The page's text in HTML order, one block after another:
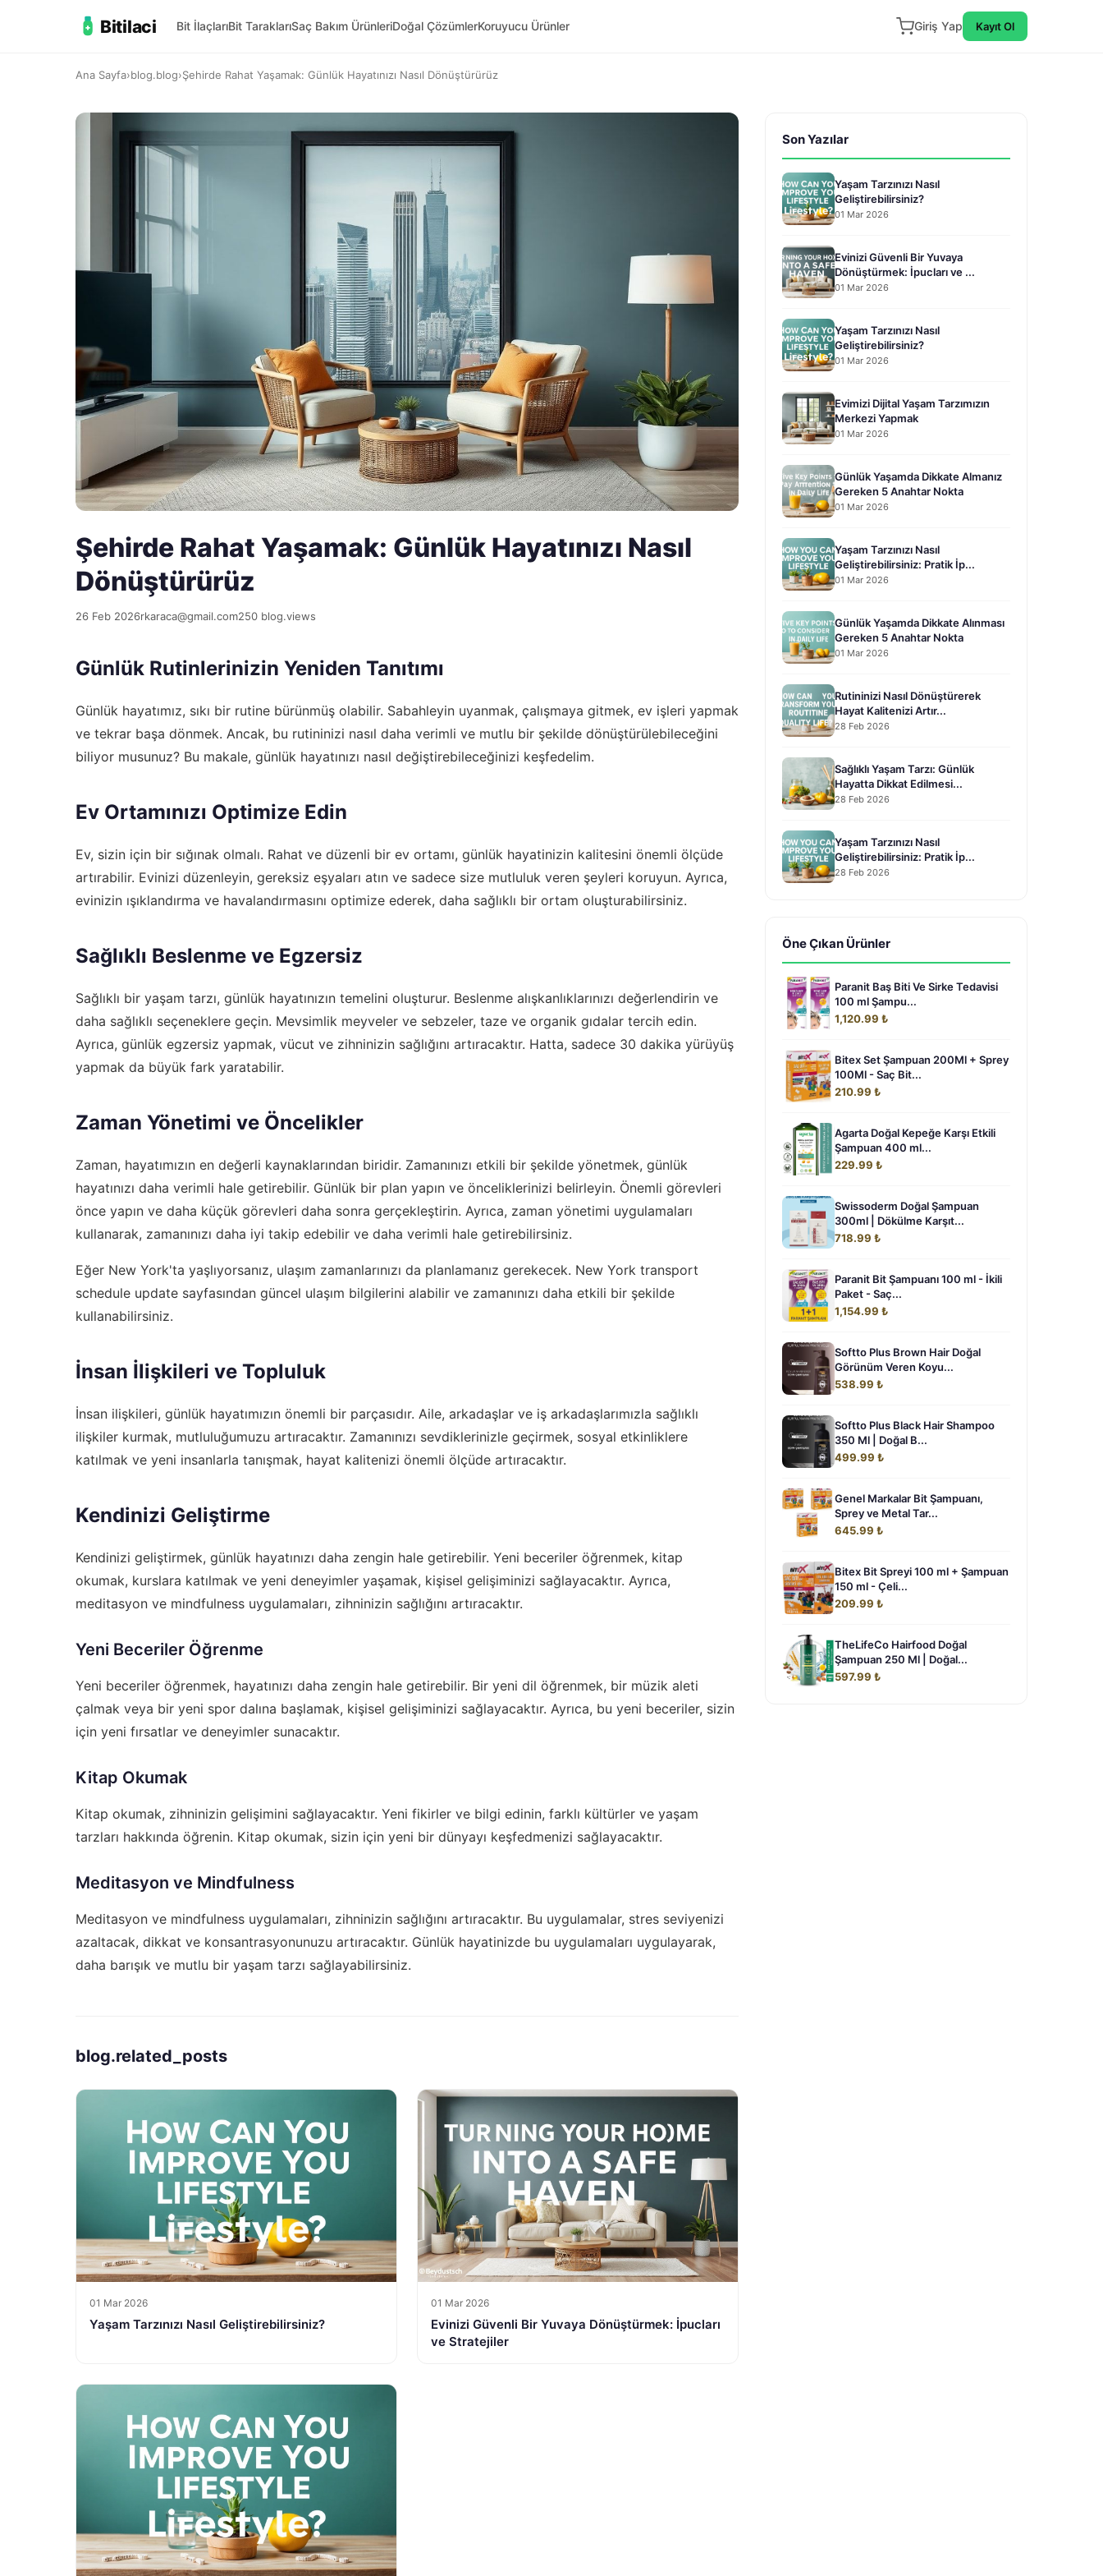
Bitilaci Bit İlaçlarıBit TaraklarıSaç Bakım ÜrünleriDoğal ÇözümlerKoruyucu Ürünler Giriş Yap Kayıt Ol
Ana Sayfa›blog.blog›Şehirde Rahat Yaşamak: Günlük Hayatınızı Nasıl Dönüştürürüz
Şehirde Rahat Yaşamak: Günlük Hayatınızı Nasıl
Dönüştürürüz
26 Feb 2026rkaraca@gmail.com250 blog.views
Günlük Rutinlerinizin Yeniden Tanıtımı
Günlük hayatımız, sıkı bir rutine bürünmüş olabilir. Sabahleyin uyanmak, çalışmaya gitmek, ev işleri yapmak
ve tekrar başa dönmek. Ancak, bu rutininizi nasıl daha verimli ve mutlu bir şekilde dönüştürülebileceğini
biliyor musunuz? Bu makale, günlük hayatınızı nasıl değiştirebileceğinizi keşfedelim.
Ev Ortamınızı Optimize Edin
Ev, sizin için bir sığınak olmalı. Rahat ve düzenli bir ev ortamı, günlük hayatinizin kalitesini önemli ölçüde
artırabilir. Evinizi düzenleyin, gereksiz eşyaları atın ve sadece size mutluluk veren şeyleri koruyun. Ayrıca,
evinizin ışıklandırma ve havalandırmasını optimize ederek, daha sağlıklı bir ortam oluşturabilirsiniz.
Sağlıklı Beslenme ve Egzersiz
Sağlıklı bir yaşam tarzı, günlük hayatınızın temelini oluşturur. Beslenme alışkanlıklarınızı değerlendirin ve
daha sağlıklı seçeneklere geçin. Mevsimlik meyveler ve sebzeler, taze ve organik gıdalar tercih edin.
Ayrıca, günlük egzersiz yapmak, vücut ve zihninizin sağlığını artıracaktır. Hatta, sadece 30 dakika yürüyüş
yapmak da büyük fark yaratabilir.
Zaman Yönetimi ve Öncelikler
Zaman, hayatımızın en değerli kaynaklarından biridir. Zamanınızı etkili bir şekilde yönetmek, günlük
hayatınızı daha verimli hale getirebilir. Günlük bir plan yapın ve önceliklerinizi belirleyin. Önemli görevleri
önce yapın ve daha küçük görevleri daha sonra gerçekleştirin. Ayrıca, zaman yönetimi uygulamaları
kullanarak, zamanınızı daha iyi takip edebilir ve daha verimli hale getirebilirsiniz.
Eğer New York'ta yaşlıyorsanız, ulaşım zamanlarınızı da planlamanız gerekecek. New York transport
schedule update sayfasından güncel ulaşım bilgilerini alabilir ve zamanınızı daha etkili bir şekilde
kullanabilirsiniz.
İnsan İlişkileri ve Topluluk
İnsan ilişkileri, günlük hayatımızın önemli bir parçasıdır. Aile, arkadaşlar ve iş arkadaşlarımızla sağlıklı
ilişkiler kurmak, mutluluğumuzu artıracaktır. Zamanınızı sevdiklerinizle geçirmek, sosyal etkinliklere
katılmak ve yeni insanlarla tanışmak, hayat kalitenizi önemli ölçüde artıracaktır.
Kendinizi Geliştirme
Kendinizi geliştirmek, günlük hayatınızı daha zengin hale getirebilir. Yeni beceriler öğrenmek, kitap
okumak, kurslara katılmak ve yeni deneyimler yaşamak, kişisel gelişiminizi sağlayacaktır. Ayrıca,
meditasyon ve mindfulness uygulamaları, zihninizin sağlığını artıracaktır.
Yeni Beceriler Öğrenme
Yeni beceriler öğrenmek, hayatınızı daha zengin hale getirebilir. Bir yeni dil öğrenmek, bir müzik aleti
çalmak veya bir yeni spor dalına başlamak, kişisel gelişiminizi sağlayacaktır. Ayrıca, bu yeni beceriler, sizin
için yeni fırsatlar ve deneyimler sunacaktır.
Kitap Okumak
Kitap okumak, zihninizin gelişimini sağlayacaktır. Yeni fikirler ve bilgi edinin, farklı kültürler ve yaşam
tarzları hakkında öğrenin. Kitap okumak, sizin için yeni bir dünyayı keşfedmenizi sağlayacaktır.
Meditasyon ve Mindfulness
Meditasyon ve mindfulness uygulamaları, zihninizin sağlığını artıracaktır. Bu uygulamalar, stres seviyenizi
azaltacak, dikkat ve konsantrasyonunuzu artıracaktır. Günlük hayatinizde bu uygulamaları uygulayarak,
daha barışık ve mutlu bir yaşam tarzı sağlayabilirsiniz.
blog.related_posts
01 Mar 2026
Yaşam Tarzınızı Nasıl Geliştirebilirsiniz?
01 Mar 2026
Evinizi Güvenli Bir Yuvaya Dönüştürmek: İpucları
ve Stratejiler
Son Yazılar
Yaşam Tarzınızı Nasıl
Geliştirebilirsiniz?
01 Mar 2026
Evinizi Güvenli Bir Yuvaya
Dönüştürmek: İpucları ve ...
01 Mar 2026
Yaşam Tarzınızı Nasıl
Geliştirebilirsiniz?
01 Mar 2026
Evimizi Dijital Yaşam Tarzımızın
Merkezi Yapmak
01 Mar 2026
Günlük Yaşamda Dikkate Almanız
Gereken 5 Anahtar Nokta
01 Mar 2026
Yaşam Tarzınızı Nasıl
Geliştirebilirsiniz: Pratik İp...
01 Mar 2026
Günlük Yaşamda Dikkate Alınması
Gereken 5 Anahtar Nokta
01 Mar 2026
Rutininizi Nasıl Dönüştürerek
Hayat Kalitenizi Artır...
28 Feb 2026
Sağlıklı Yaşam Tarzı: Günlük
Hayatta Dikkat Edilmesi...
28 Feb 2026
Yaşam Tarzınızı Nasıl
Geliştirebilirsiniz: Pratik İp...
28 Feb 2026
Öne Çıkan Ürünler
Paranit Baş Biti Ve Sirke Tedavisi
100 ml Şampu...
1,120.99 ₺
Bitex Set Şampuan 200Ml + Sprey
100Ml - Saç Bit...
210.99 ₺
Agarta Doğal Kepeğe Karşı Etkili
Şampuan 400 ml...
229.99 ₺
Swissoderm Doğal Şampuan
300ml | Dökülme Karşıt...
718.99 ₺
Paranit Bit Şampuanı 100 ml - İkili
Paket - Saç...
1,154.99 ₺
Softto Plus Brown Hair Doğal
Görünüm Veren Koyu...
538.99 ₺
Softto Plus Black Hair Shampoo
350 Ml | Doğal B...
499.99 ₺
Genel Markalar Bit Şampuanı,
Sprey ve Metal Tar...
645.99 ₺
Bitex Bit Spreyi 100 ml + Şampuan
150 ml - Çeli...
209.99 ₺
TheLifeCo Hairfood Doğal
Şampuan 250 Ml | Doğal...
597.99 ₺